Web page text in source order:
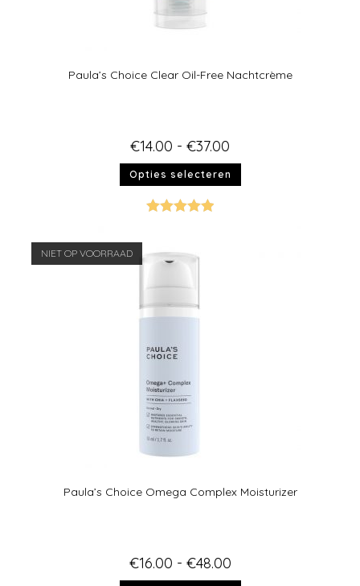
Paula’s Choice Clear Oil-Free Nachtcrème
€14.00 - €37.00
Opties selecteren
NIET OP VOORRAAD
Paula’s Choice Omega Complex Moisturizer
€16.00 - €48.00